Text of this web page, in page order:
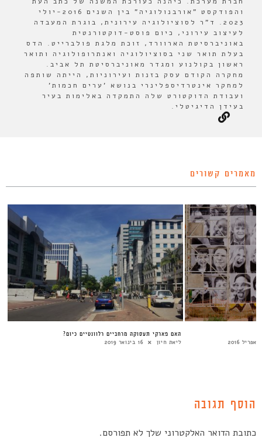
והפודקסט "אורבנולוגיה" בין השנים 2016-יולי
2023. ד"ר לסוציולוגיה עירונית, בוגרת המעבדה
לעיצוב עירוני, כיום פוסט-דוקטורנטית
באוניברסיטת הארוורד, זוכת מלגת פולברייט. הדס
בעלת תואר שני בסוציולוגיה ואנתרופולוגיה ותואר
ראשון בקולנוע ומגדר מאוניברסיטת תל אביב.
מחקרה הקודם עסק בזנות ועירוניות, הייתה שותפה
למחקר אינטרדיספלינרי בנושא 'ערים חכמות'
ועבודת הדוקטורט שלה התמקדה באלימות בעיר
בעידן הדיגיטלי.
מאמרים קשורים
האם פארקי תעסוקה מרחביים רלוונטיים כיום?
ליאת חיון 16 בינואר 2019
הוסף תגובה
כתובת הדואר האלקטרוני שלך לא תפורסם.